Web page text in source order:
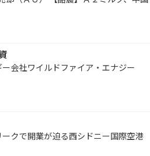
会社ワイルドファイア・エナジー
クで開業が迫る西シドニー国際空港